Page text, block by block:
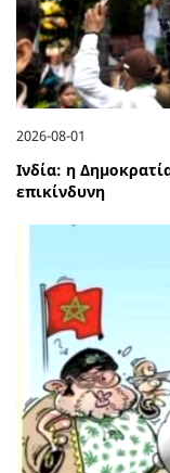
2026-08-01
Ινδία: η
επικίνδυνη